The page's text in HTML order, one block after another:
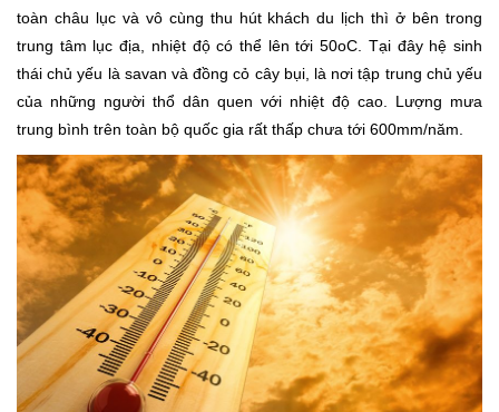
toàn châu lục và vô cùng thu hút khách du lịch thì ở bên trong
trung tâm lục địa, nhiệt độ có thể lên tới 50oC. Tại đây hệ sinh
thái chủ yếu là savan và đồng cỏ cây bụi, là nơi tập trung chủ yếu
của những người thổ dân quen với nhiệt độ cao. Lượng mưa
trung bình trên toàn bộ quốc gia rất thấp chưa tới 600mm/năm.